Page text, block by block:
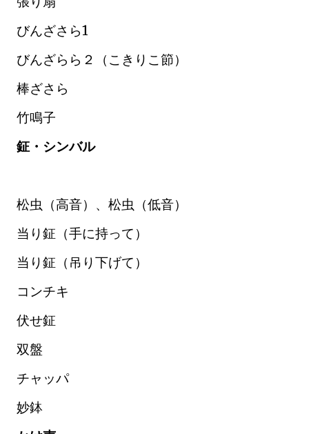
びんざさら1
びんざらら２（こきりこ節）
棒ざさら
竹鳴子
鉦・シンバル
松虫（高音）、松虫（低音）
当り鉦（手に持って）
当り鉦（吊り下げて）
コンチキ
伏せ鉦
双盤
チャッパ
妙鉢